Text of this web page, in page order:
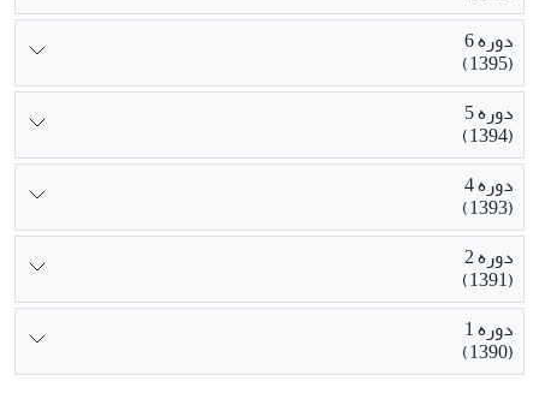
دوره 6
(1395)
دوره 5
(1394)
دوره 4
(1393)
دوره 2
(1391)
دوره 1
(1390)